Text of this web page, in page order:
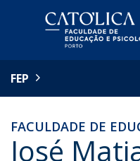
FEP
FACULDADE DE
José